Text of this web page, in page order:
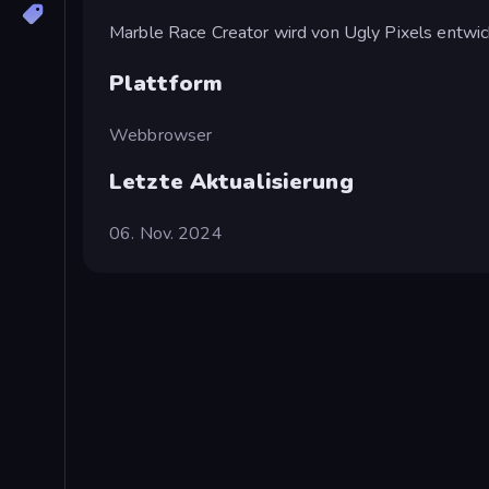
Marble Race Creator wird von Ugly Pixels
Plattform
Webbrowser
Letzte Aktualisierung
06. Nov. 2024